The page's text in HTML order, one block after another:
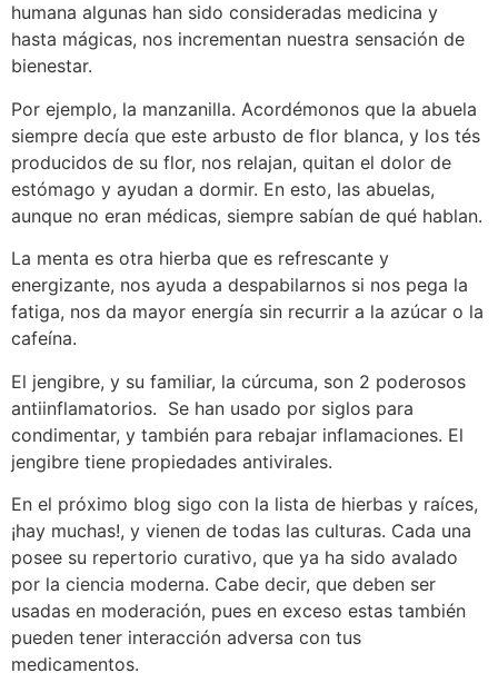
humana algunas han sido consideradas medicina y
hasta mágicas, nos incrementan nuestra sensación de
bienestar.
Por ejemplo, la manzanilla. Acordémonos que la abuela
siempre decía que este arbusto de flor blanca, y los tés
producidos de su flor, nos relajan, quitan el dolor de
estómago y ayudan a dormir. En esto, las abuelas,
aunque no eran médicas, siempre sabían de qué hablan.
La menta es otra hierba que es refrescante y
energizante, nos ayuda a despabilarnos si nos pega la
fatiga, nos da mayor energía sin recurrir a la azúcar o la
cafeína.
El jengibre, y su familiar, la cúrcuma, son 2 poderosos
antiinflamatorios. Se han usado por siglos para
condimentar, y también para rebajar inflamaciones. El
jengibre tiene propiedades antivirales.
En el próximo blog sigo con la lista de hierbas y raíces,
¡hay muchas!, y vienen de todas las culturas. Cada una
posee su repertorio curativo, que ya ha sido avalado
por la ciencia moderna. Cabe decir, que deben ser
usadas en moderación, pues en exceso estas también
pueden tener interacción adversa con tus
medicamentos.